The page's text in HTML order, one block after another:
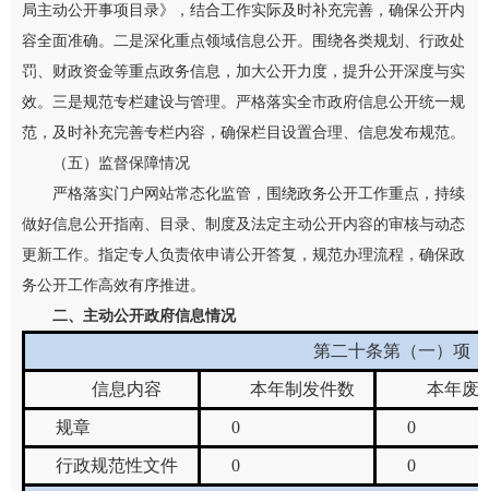
局主动公开事项目录》，结合工作实际及时补充完善，确保公开内
容全面准确。二是深化重点领域信息公开。围绕各类规划、行政处
罚、财政资金等重点政务信息，加大公开力度，提升公开深度与实
效。三是规范专栏建设与管理。严格落实全市政府信息公开统一规
范，及时补充完善专栏内容，确保栏目设置合理、信息发布规范。
（五）监督保障情况
严格落实门户网站常态化监管，围绕政务公开工作重点，持续
做好信息公开指南、目录、制度及法定主动公开内容的审核与动态
更新工作。指定专人负责依申请公开答复，规范办理流程，确保政
务公开工作高效有序推进。
二、主动公开政府信息情况
第二十条第（一）项
信息内容 本年制发件数 本年废
规章 0 0
行政规范性文件 0 0